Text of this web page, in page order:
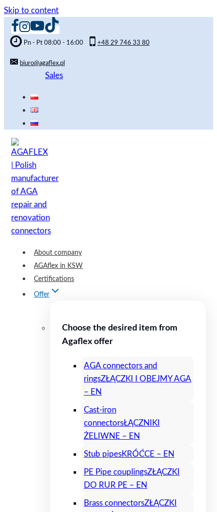
Skip to content
Pn - Pt 08:00 - 16:00 +48 29 746 33 80
biuro@agaflex.pl
Sales
About company
AGAflex in KSW
Certifications
Offer
Choose the desired item from
Agaflex offer
AGA connectors and
ringsZŁĄCZKI I OBEJMY AGA
– EN
Cast-iron
connectorsŁĄCZNIKI
ŻELIWNE – EN
Stub pipesKRÓĆCE – EN
PE Pipe couplingsZŁĄCZKI
DO RUR PE – EN
Brass connectorsZŁĄCZKI